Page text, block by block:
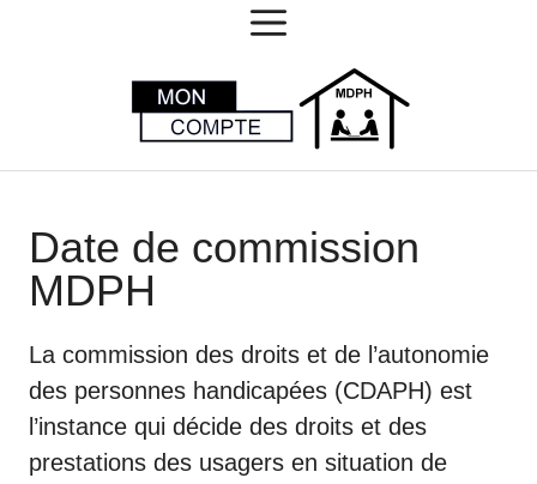
MENU
Date de commission
MDPH
La commission des droits et de l’autonomie
des personnes handicapées (CDAPH) est
l’instance qui décide des droits et des
prestations des usagers en situation de